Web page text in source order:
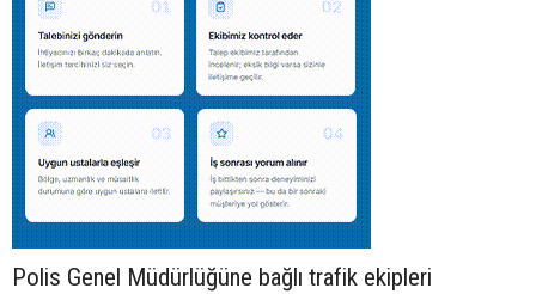
Polis Genel Müdürlüğüne bağlı trafik ekipleri